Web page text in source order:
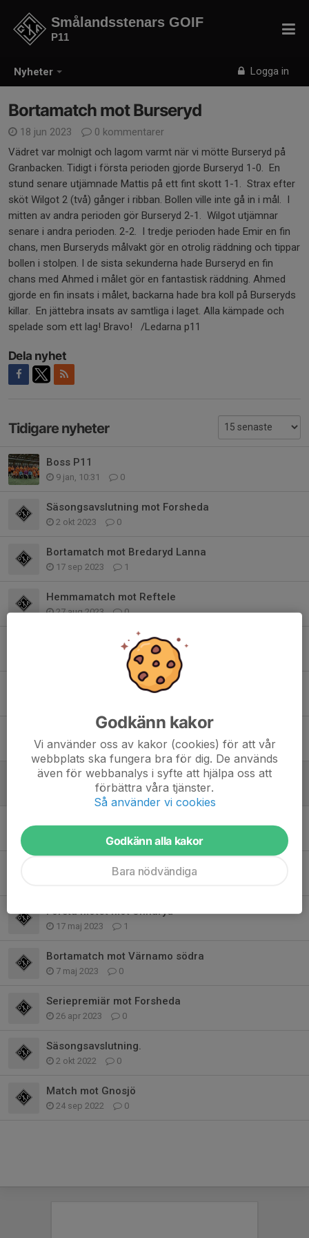
Nyheter Logga in
Smålandsstenars GOIF
P11
Bortamatch mot Burseryd
18 jun 2023
0 kommentarer
Vädret var molnigt och lagom varmt när vi mötte Burseryd på
Granbacken. Tidigt i första perioden gjorde Burseryd 1-0. En
stund senare utjämnade Mattis på ett fint skott 1-1. Strax efter
sköt Wilgot 2 (två) gånger i ribban. Bollen ville inte gå in i mål. I
mitten av andra perioden gör Burseryd 2-1. Wilgot utjämnar
senare i andra perioden. 2-2. I tredje perioden hade Emir en fin
chans, men Burseryds målvakt gör en otrolig räddning och tippar
bollen i stolpen. I de sista sekunderna hade Burseryd en fin
chans med Ahmed i målet gör en fantastisk räddning. Ahmed
gjorde en fin insats i målet, backarna hade bra koll på Burseryds
killar. En jättebra insats av samtliga i laget. Alla kämpade och
spelade som ett lag! Bravo! /Ledarna p11
Dela nyhet
Tidigare nyheter
Boss P11
9 jan, 10:31 0
Säsongsavslutning mot Forsheda
2 okt 2023 0
Bortamatch mot Bredaryd Lanna
17 sep 2023 1
Hemmamatch mot Reftele
27 aug 2023 0
Bortamatch mot IFK Värnamo
0
Hemmamatch mot burseryd
Hemmamatch mot Anderstorp
25 jun 2023 0
Bortamatch mot Burseryd
18 jun 2023 0
1
Match mot Reftele/Ås
Första mötet mot Unnaryd
17 maj 2023 1
Bortamatch mot Värnamo södra
7 maj 2023 0
Seriepremiär mot Forsheda
26 apr 2023 0
Säsongsavslutning.
2 okt 2022 0
Match mot Gnosjö
24 sep 2022 0
Godkänn kakor
Vi använder oss av kakor (cookies) för att vår
webbplats ska fungera bra för dig. De används
även för webbanalys i syfte att hjälpa oss att
förbättra våra tjänster.
Så använder vi cookies
Godkänn alla kakor
Bara nödvändiga